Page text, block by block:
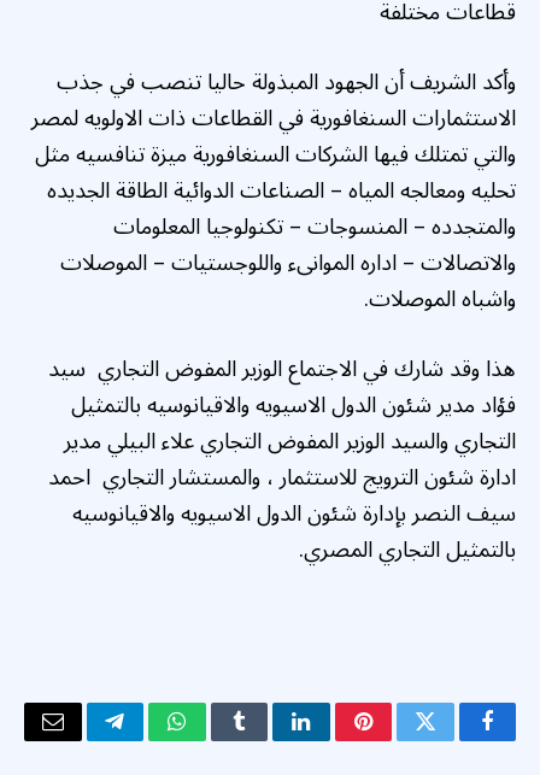
‏‎وأكد الشريف أن الجهود المبذولة حاليا تنصب في جذب
الاستثمارات السنغافورية في القطاعات ذات الاولويه لمصر
والتي تمتلك فيها الشركات السنغافورية ميزة تنافسيه مثل
تحليه ومعالجه المياه – الصناعات الدوائية الطاقة الجديده
والمتجدده – المنسوجات – تكنولوجيا المعلومات
والاتصالات – اداره الموانىء واللوجستيات – الموصلات
واشباه الموصلات.
‏‎هذا وقد شارك في الاجتماع الوزير المفوض التجاري سيد
فؤاد مدير شئون الدول الاسيويه والاقيانوسيه بالتمثيل
التجاري والسيد الوزير المفوض التجاري علاء البيلي مدير
ادارة شئون الترويج للاستثمار ، والمستشار التجاري احمد
سيف النصر بإدارة شئون الدول الاسيويه والاقيانوسيه
بالتمثيل التجاري المصري.
فيسبوكتويتر بينتيريستلينكدإنTumblrواتسابتيلقرامالبريد